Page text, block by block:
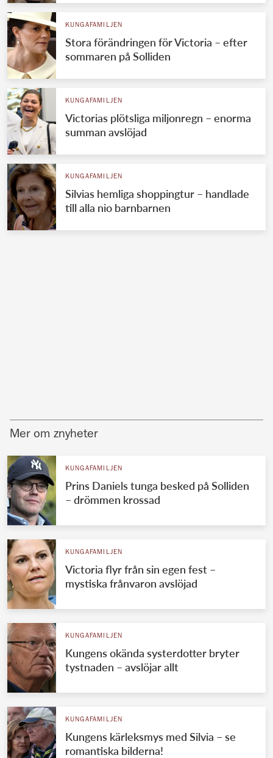
KUNGAFAMILJEN
Stora förändringen för Victoria – efter
sommaren på Solliden
KUNGAFAMILJEN
Victorias plötsliga miljonregn – enorma
summan avslöjad
KUNGAFAMILJEN
Silvias hemliga shoppingtur – handlade
till alla nio barnbarnen
Mer om znyheter
KUNGAFAMILJEN
Prins Daniels tunga besked på Solliden
– drömmen krossad
KUNGAFAMILJEN
Victoria flyr från sin egen fest –
mystiska frånvaron avslöjad
KUNGAFAMILJEN
Kungens okända systerdotter bryter
tystnaden – avslöjar allt
KUNGAFAMILJEN
Kungens kärleksmys med Silvia – se
romantiska bilderna!